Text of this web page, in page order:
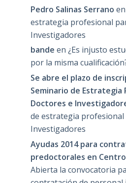
Pedro Salinas Serrano en
estrategia profesional
Investigadores
bande en ¿Es injusto
por la misma
Se abre el plazo de
Seminario de Estrategia
Doctores e
de estrategia
Investigadores
Ayudas 2014 para
predoctorales en
Abierta la convocatoria